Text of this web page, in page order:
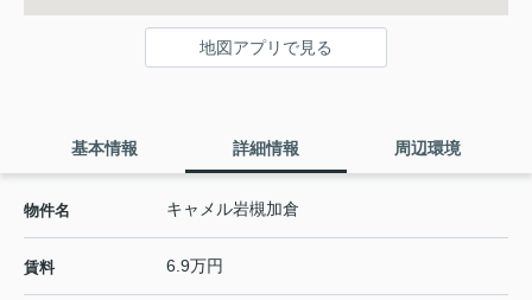
地図アプリで見る
基本情報 詳細情報 周辺環境
物件名 キャメル岩槻加倉
賃料 6.9万円